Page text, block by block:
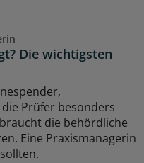
Die wichtigsten
Prüfer besonders
die behördliche
Eine Praxismanagerin